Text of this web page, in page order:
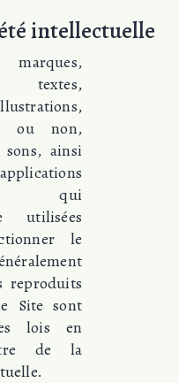
intellectuelle
textes,
ou non,
sons, ainsi
qui
utilisées
le
reproduits
Site sont
lois en
de la